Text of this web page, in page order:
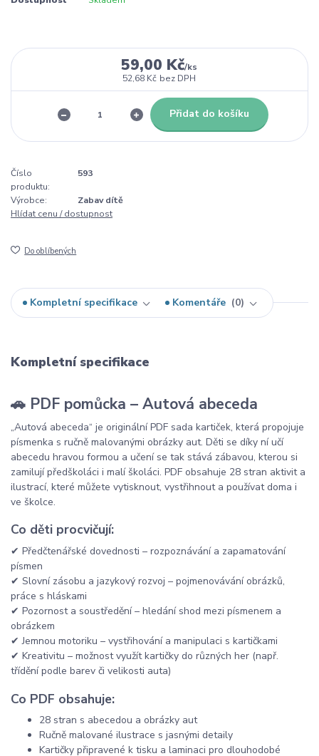
59,00 Kč/ks
52,68 Kč bez DPH
Přidat do košíku
Číslo
produktu:
593
Výrobce:
Zabav dítě
Hlídat cenu / dostupnost
Do oblíbených
Kompletní specifikace Komentáře 0
Kompletní specifikace
🚗 PDF pomůcka – Autová abeceda
„Autová abeceda“ je originální PDF sada kartiček, která propojuje
písmenka s ručně malovanými obrázky aut. Děti se díky ní učí
abecedu hravou formou a učení se tak stává zábavou, kterou si
zamilují předškoláci i malí školáci. PDF obsahuje 28 stran aktivit a
ilustrací, které můžete vytisknout, vystřihnout a používat doma i
ve školce.
Co děti procvičují:
✔ Předčtenářské dovednosti – rozpoznávání a zapamatování
písmen
✔ Slovní zásobu a jazykový rozvoj – pojmenovávání obrázků,
práce s hláskami
✔ Pozornost a soustředění – hledání shod mezi písmenem a
obrázkem
✔ Jemnou motoriku – vystřihování a manipulaci s kartičkami
✔ Kreativitu – možnost využít kartičky do různých her (např.
třídění podle barev či velikosti auta)
Co PDF obsahuje:
28 stran s abecedou a obrázky aut
Ručně malované ilustrace s jasnými detaily
Kartičky připravené k tisku a laminaci pro dlouhodobé